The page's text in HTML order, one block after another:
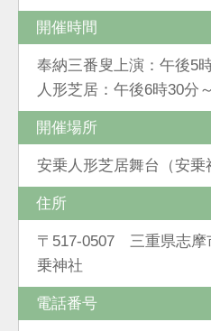
開催時間
奉納三番叟上演：午後5
人形芝居：午後6時30分～
開催場所
安乗人形芝居舞台（安乗
住所
〒517-0507 三重県志
乗神社
電話番号